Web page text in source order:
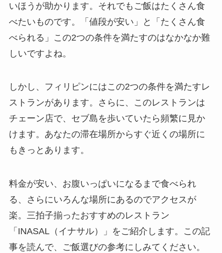
いほうが助かります。それでもご飯はたくさん食
べたいものです。「値段が安い」と「たくさん食
べられる」この2つの条件を満たすのはなかなか難
しいですよね。
しかし、フィリピンにはこの2つの条件を満たすレ
ストランがあります。さらに、このレストランは
チェーン店で、セブ島を歩いていたら頻繁に見か
けます。あなたの滞在場所からすぐ近くの場所に
もきっとあります。
料金が安い、お腹いっぱいになるまで食べられ
る、さらにいろんな場所にあるのでアクセスが
楽。三拍子揃ったおすすめのレストラン
「INASAL（イナサル）」をご紹介します。この記
事を読んで、ご飯選びの参考にしみてください。